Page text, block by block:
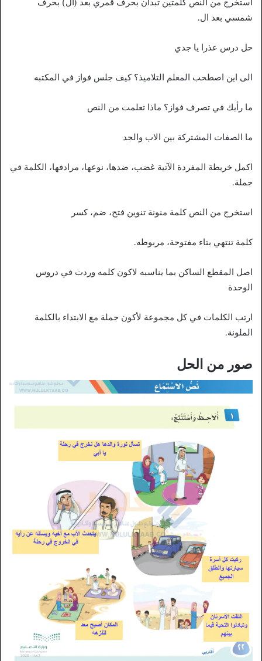
شمسي بعد ال.
حل درس عذرا يا جدي
الى اين اصطحب المعلم التلاميذ؟ كيف جلس فواز في المكتبه
ما رأيك في تصرف فواز؟ ماذا تعلمت من النص
ما الصفات المشتركة بين الاب والجد
اكمل خريطة المفردة الآتية غضب، ضدها، نوعها، مرادفها، الكلمة في
جملة.
استخرج من النص كلمة منونة تنوين فتح، ضم، كسر
كلمة تنتهي بتاء مفتوحة، مربوطه.
اصل المقطع الساكن بما يناسبه لاكون كلمه وردت في دروس
الوحدة
ارتب الكلمات في كل مجموعة لأكون جملة مع الابتداء بالكلمة
الملونة.
صور من الحل